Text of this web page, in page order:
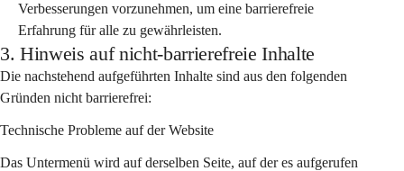
Verbesserungen vorzunehmen, um eine barrierefreie
Erfahrung für alle zu gewährleisten.
3. Hinweis auf nicht-barrierefreie Inhalte
Die nachstehend aufgeführten Inhalte sind aus den folgenden
Gründen nicht barrierefrei:
Technische Probleme auf der Website
Das Untermenü wird auf derselben Seite, auf der es aufgerufen